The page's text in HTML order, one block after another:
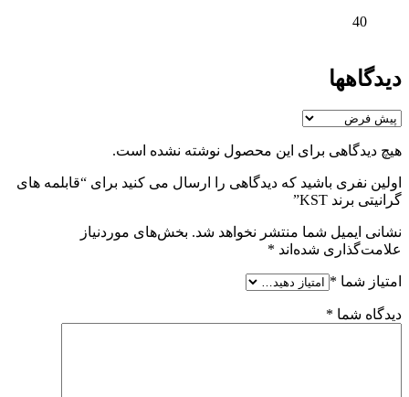
40
دیدگاهها
هیچ دیدگاهی برای این محصول نوشته نشده است.
اولین نفری باشید که دیدگاهی را ارسال می کنید برای “قابلمه های
گرانیتی برند KST”
نشانی ایمیل شما منتشر نخواهد شد. بخش‌های موردنیاز
علامت‌گذاری شده‌اند *
امتیاز شما *
دیدگاه شما *